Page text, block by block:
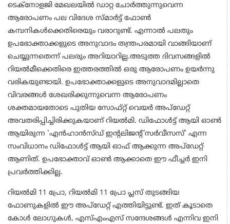
ടെക്നോളജി മേഖലയിൽ ഡാറ്റ ചോർത്തുന്നുവെന്ന
ആരോപണം പല വിദേശ സ്മാർട്ട് ഫോൺ
കമ്പനികൾക്കെതിരെയും വരാറുണ്ട്. എന്നാൽ പലതും
ഉപഭോക്താക്കളുടെ അനുവാദം തന്ത്രപരമായി വാങ്ങിയാണ്
ചെയ്യുന്നതെന്ന് പലരും അറിയാറില്ല.അടുത്ത ദിവസങ്ങളിൽ
റിയൽമീക്കെതിരെ ഇത്തരത്തിൽ ഒരു ആരോപണം ഉയർന്നു
വരികയുണ്ടായി. ഉപഭോക്താക്കളുടെ അനുവാദമില്ലാതെ
വിവരങ്ങള്‍ ശേഖരിക്കുന്നുവെന്ന ആരോപണം
ശക്തമായതോടെ പുതിയ സോഫ്റ്റ് വെയര്‍ അപ്‌ഡേറ്റ്
അവതരിപ്പിച്ചിരിക്കുകയാണ് റിയല്‍മി. ഡിഫോള്‍ട്ട് ആയി ഓണ്‍
ആയിരുന്ന 'എന്‍ഹാന്‍സ്ഡ് ഇന്റലിജന്റ് സര്‍വീസസ്' എന്ന
സംവിധാനം ഡിഫോള്‍ട്ട് ആയി ഓഫ് ആക്കുന്ന അപ്‌ഡേറ്റ്
ആണിത്. ഉപഭോക്താവ് ഓണ്‍ ആക്കാതെ ഈ ഫീച്ചര്‍ ഇനി
പ്രവര്‍ത്തിക്കില്ല.
റിയല്‍മി 11 പ്രോ, റിയല്‍മി 11 പ്രോ പ്ലസ് തുടങ്ങിയ
ഫോണുകളില്‍ ഈ അപ്‌ഡേറ്റ് എത്തിയിട്ടുണ്ട്. ഇത് കൂടാതെ
കോള്‍ ലോഗുകള്‍, എസ്എംഎസ് സന്ദേശങ്ങള്‍ എന്നിവ ഇനി